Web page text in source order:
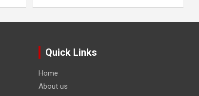
Quick Links
Home
About us